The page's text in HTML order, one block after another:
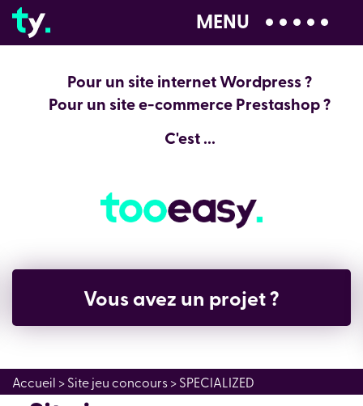
04 28 99 00 80
MENU
Pour un site internet Wordpress ?
Pour un site e-commerce Prestashop ?
C'est ...
Vous avez un projet ?
Accueil > Site jeu concours > SPECIALIZED